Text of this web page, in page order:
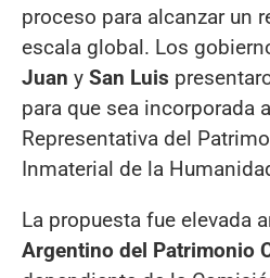
proceso para alcanzar un
escala global. Los
Juan y San Luis
para que sea incorporada
Representativa del
Inmaterial de la
La propuesta fue elevada
Argentino del Patrimonio